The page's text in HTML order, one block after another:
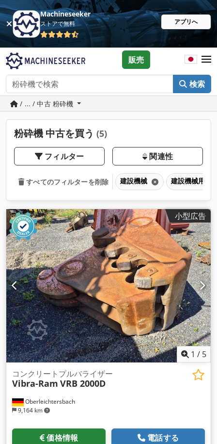
Machineseeker
ストアで無料 アプリへ
検索
販売
/ ... / 中古 粉砕機
粉砕機 中古を買う (5)
フィルター 関連性
すべてのフィルターを削除 建設機械 建設機械用ア
小型広告
1 / 5
Oberleichtersbach
9,164 km
コンクリートプルバライザー
Vibra-Ram VRB 2000D
価格情報 電話する